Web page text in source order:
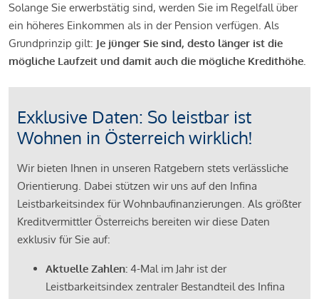
Solange Sie erwerbstätig sind, werden Sie im Regelfall über
ein höheres Einkommen als in der Pension verfügen. Als
Grundprinzip gilt: Je jünger Sie sind, desto länger ist die
mögliche Laufzeit und damit auch die mögliche Kredithöhe.
Exklusive Daten: So leistbar ist
Wohnen in Österreich wirklich!
Wir bieten Ihnen in unseren Ratgebern stets verlässliche
Orientierung. Dabei stützen wir uns auf den Infina
Leistbarkeitsindex für Wohnbaufinanzierungen. Als größter
Kreditvermittler Österreichs bereiten wir diese Daten
exklusiv für Sie auf:
Aktuelle Zahlen: 4-Mal im Jahr ist der
Leistbarkeitsindex zentraler Bestandteil des Infina